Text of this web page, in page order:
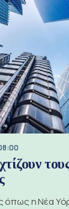
όπως η Νέα